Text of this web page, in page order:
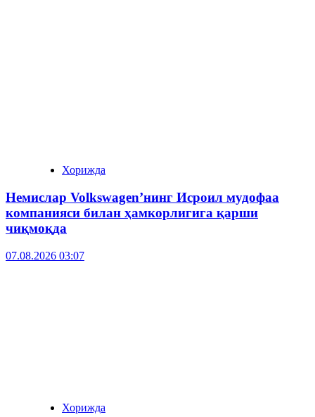
Хорижда
Немислар Volkswagen’нинг Исроил мудофаа
компанияси билан ҳамкорлигига қарши
чиқмоқда
07.08.2026 03:07
Хорижда